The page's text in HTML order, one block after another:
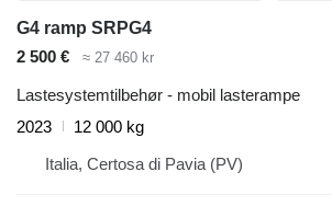
G4 ramp SRPG4
2 500 €
≈ 27 460 kr
Lastesystemtilbehør - mobil lasterampe
2023
12 000 kg
Italia, Certosa di Pavia (PV)